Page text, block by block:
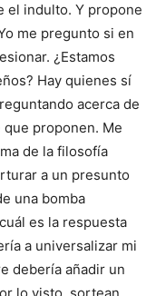
el indulto. Y propone
me pregunto si en
¿Estamos
Hay quienes sí
acerca de
proponen. Me
de la filosofía
a un presunto
una bomba
es la respuesta
a universalizar mi
debería añadir un